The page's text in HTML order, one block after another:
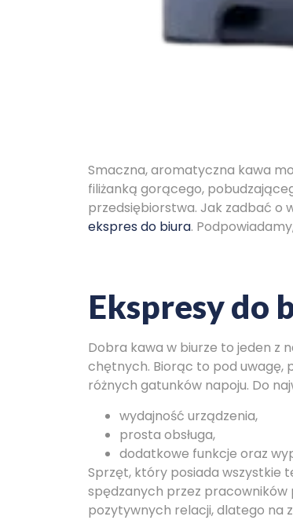
Smaczna, aromatyczna kawa
filiżanką gorącego,
przedsiębiorstwa. Jak zadbać o
ekspres do biura.
Ekspresy do
Dobra kawa w biurze to jeden z
chętnych. Biorąc to pod uwagę,
różnych gatunków napoju. Do
wydajność urządzenia,
prosta obsługa,
dodatkowe funkcje oraz
Sprzęt, który posiada wszystkie
spędzanych przez pracowników
pozytywnych relacji, dlatego na